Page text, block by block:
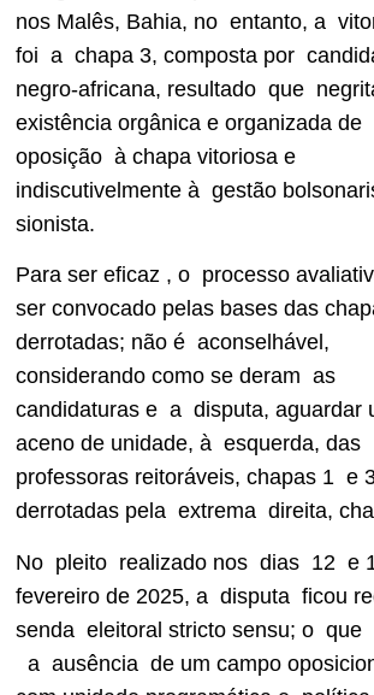
nos Malês, Bahia, no entanto, a
foi a chapa 3, composta por
negro-africana, resultado que
existência orgânica e organizada de
oposição à chapa vitoriosa e
indiscutivelmente à gestão
sionista.
Para ser eficaz , o processo
ser convocado pelas bases das
derrotadas; não é aconselhável,
considerando como se deram as
candidaturas e a disputa, aguardar
aceno de unidade, à esquerda, das
professoras reitoráveis, chapas 1 e
derrotadas pela extrema direita,
No pleito realizado nos dias 12 e
fevereiro de 2025, a disputa ficou
senda eleitoral stricto sensu; o que
a ausência de um campo